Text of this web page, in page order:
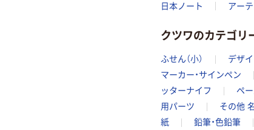
日本ノート アー
クツワのカテゴリ
ふせん（小） デザ
マーカー・サインペン
ッターナイフ
ペ
用パーツ
その他
紙
鉛筆・色鉛筆